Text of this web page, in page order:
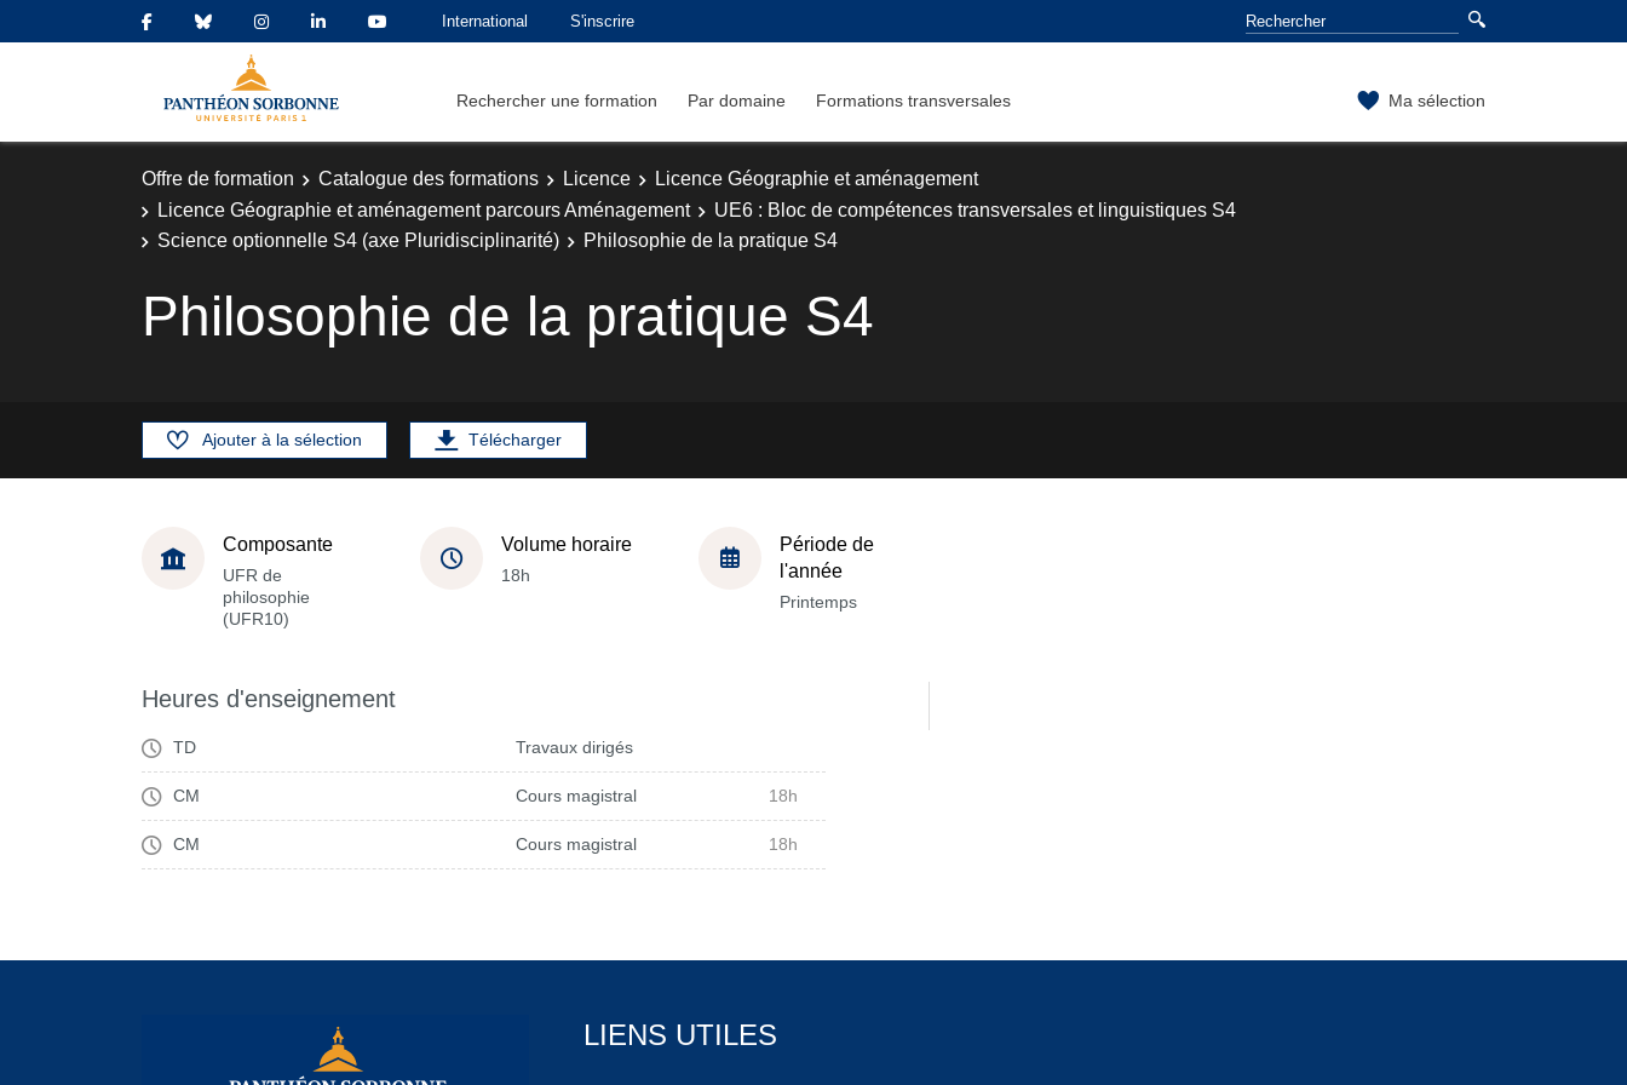
International S'inscrire
Rechercher une formation Par domaine Formations transversales Ma sélection
Offre de formation Catalogue des formations Licence
Licence Géographie et aménagement
Licence Géographie et aménagement parcours Aménagement
UE6 : Bloc de compétences transversales et linguistiques S4
Science optionnelle S4 (axe Pluridisciplinarité)
Philosophie de la pratique S4
Philosophie de la pratique S4
Ajouter à la sélection Télécharger
Composante
UFR de
philosophie
(UFR10)
Volume horaire
18h
Période de
l'année
Printemps
Heures d'enseignement
TD Travaux dirigés
CM Cours magistral 18h
CM Cours magistral 18h
LIENS UTILES